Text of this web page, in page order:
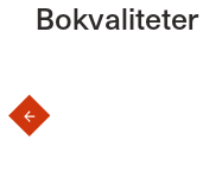
Bokvaliteter
‹